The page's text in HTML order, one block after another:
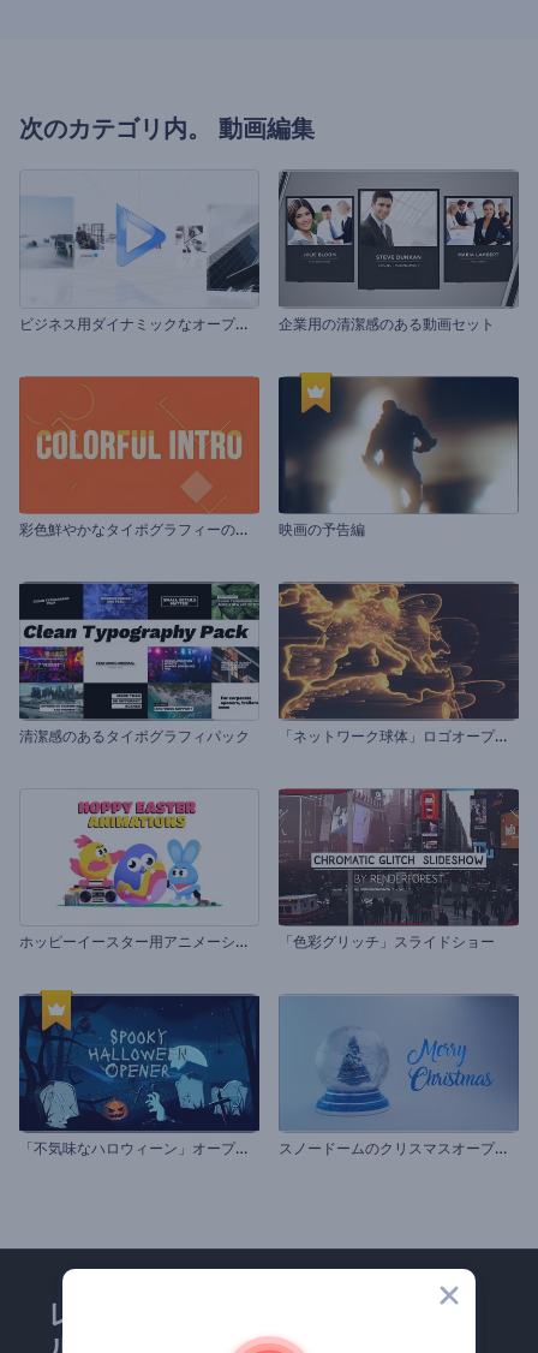
次のカテゴリ内。 動画編集
ビ
ジネス用ダイナミックなオープニング 企業用の清潔感のある動画セット
彩
色鮮やかなタイポグラフィーのプロモーションビデオ 映画の予告編
清潔感のあるタイポグラフィパック 「
ネットワーク球体」ロゴオープニング
ホ
ッピーイースター用アニメーション 「色彩グリッチ」スライドショー
「
不気味なハロウィーン」オープニング動画 ス
ノードームのクリスマスオープニング動画
レンダーフォレストのメー